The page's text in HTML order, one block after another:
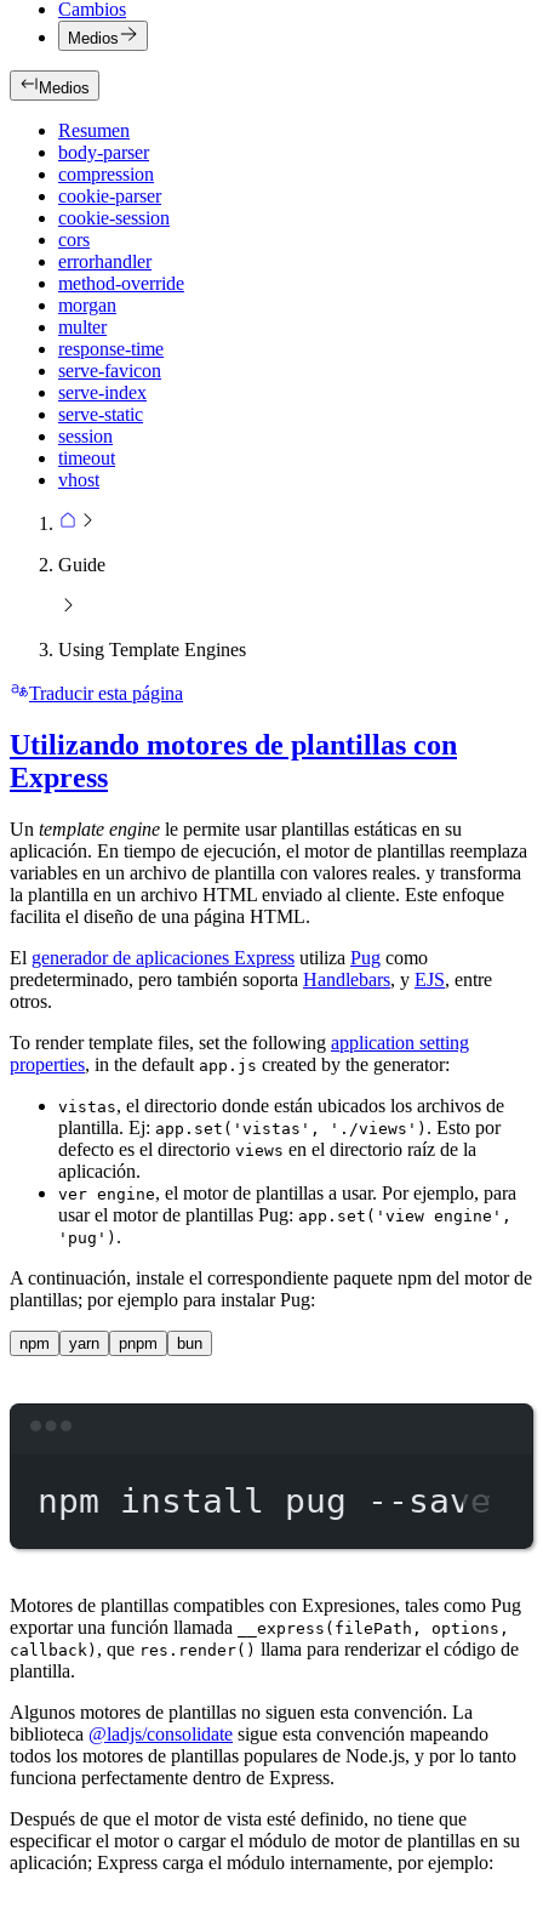
Cambios
Medios
Medios
Resumen
body-parser
compression
cookie-parser
cookie-session
cors
errorhandler
method-override
morgan
multer
response-time
serve-favicon
serve-index
serve-static
session
timeout
vhost
Guide
Using Template Engines
Traducir esta página
Utilizando motores de plantillas con
Express
Un template engine le permite usar plantillas estáticas en su
aplicación. En tiempo de ejecución, el motor de plantillas reemplaza
variables en un archivo de plantilla con valores reales. y transforma
la plantilla en un archivo HTML enviado al cliente. Este enfoque
facilita el diseño de una página HTML.
El generador de aplicaciones Express utiliza Pug como
predeterminado, pero también soporta Handlebars, y EJS, entre
otros.
To render template files, set the following application setting
properties, in the default app.js created by the generator:
vistas, el directorio donde están ubicados los archivos de
plantilla. Ej: app.set('vistas', './views') . Esto por
defecto es el directorio views en el directorio raíz de la
aplicación.
ver engine, el motor de plantillas a usar. Por ejemplo, para
usar el motor de plantillas Pug: app.set('view engine',
'pug') .
A continuación, instale el correspondiente paquete npm del motor de
plantillas; por ejemplo para instalar Pug:
npm yarn pnpm bun
npm install pug --save
Motores de plantillas compatibles con Expresiones, tales como Pug
exportar una función llamada
__express(filePath, options,
callback) , que res.render() llama para renderizar el código de
plantilla.
Algunos motores de plantillas no siguen esta convención. La
biblioteca @ladjs/consolidate sigue esta convención mapeando
todos los motores de plantillas populares de Node.js, y por lo tanto
funciona perfectamente dentro de Express.
Después de que el motor de vista esté definido, no tiene que
especificar el motor o cargar el módulo de motor de plantillas en su
aplicación; Express carga el módulo internamente, por ejemplo: